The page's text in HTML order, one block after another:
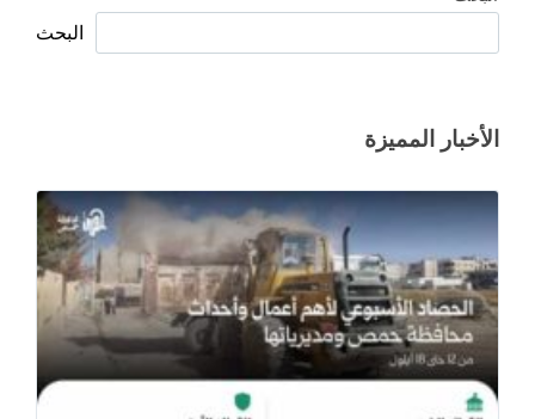
البحث
الأخبار المميزة